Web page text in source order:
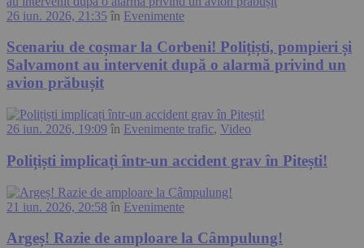
26 iun. 2026, 21:35 în Evenimente
Scenariu de coșmar la Corbeni! Polițiști, pompieri și
Salvamont au intervenit după o alarmă privind un
avion prăbușit
26 iun. 2026, 19:09 în Evenimente trafic, Video
Polițiști implicați într-un accident grav în Pitești!
21 iun. 2026, 20:58 în Evenimente
Argeș! Razie de amploare la Câmpulung!